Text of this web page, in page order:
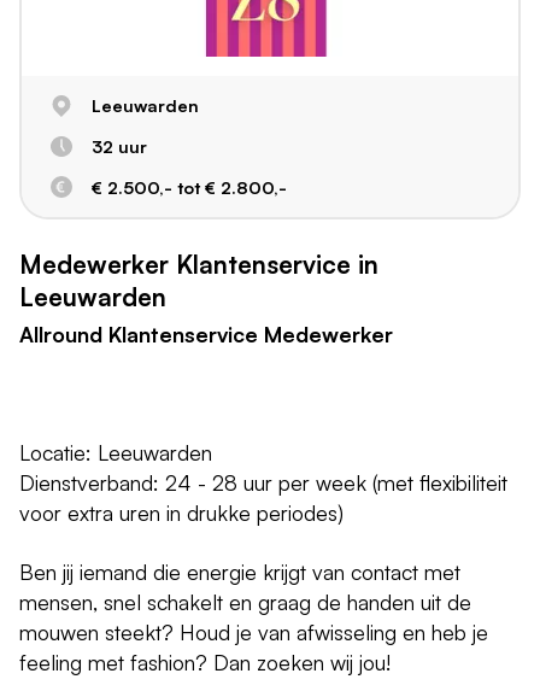
Leeuwarden
32 uur
€ 2.500,- tot € 2.800,-
Medewerker Klantenservice in
Leeuwarden
Allround Klantenservice Medewerker
Locatie: Leeuwarden
Dienstverband: 24 - 28 uur per week (met flexibiliteit
voor extra uren in drukke periodes)
Ben jij iemand die energie krijgt van contact met
mensen, snel schakelt en graag de handen uit de
mouwen steekt? Houd je van afwisseling en heb je
feeling met fashion? Dan zoeken wij jou!